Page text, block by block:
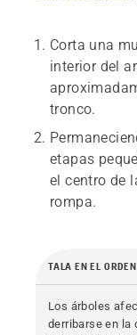
Corta una
interior del
tronco.
etapas
el centro de
rompa.
TALA EN EL
Los árboles
derribarse en la